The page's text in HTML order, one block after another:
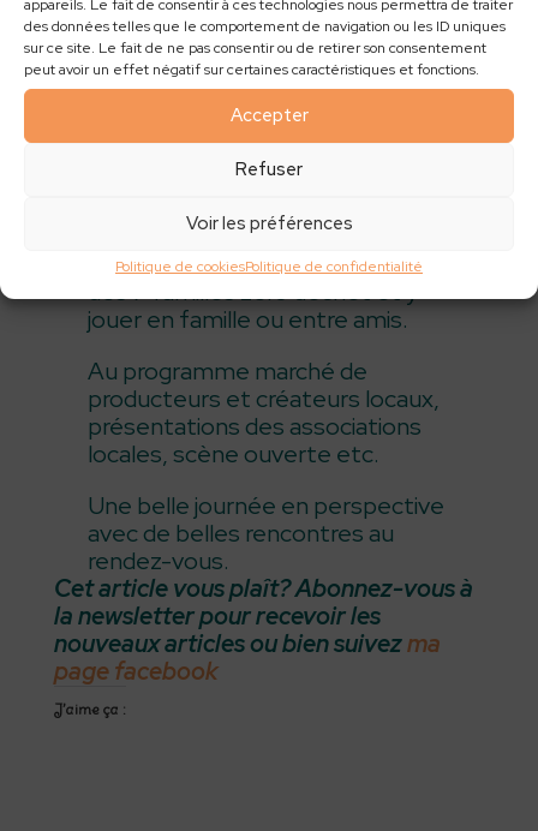
appareils. Le fait de consentir à ces technologies nous permettra de traiter
des données telles que le comportement de navigation ou les ID uniques
sur ce site. Le fait de ne pas consentir ou de retirer son consentement
peut avoir un effet négatif sur certaines caractéristiques et fonctions.
Accepter
Refuser
Voir les préférences
Politique de cookiesPolitique de confidentialité
Le dimanche 28 avril, retrouvez-
moi à St Gravé pour leur 2ème
édition de Les Folies 2 St Gravé.
Vous pourrez y découvrir le jeu
des 7 familles zéro déchet et y
jouer en famille ou entre amis.
Au programme marché de
producteurs et créateurs locaux,
présentations des associations
locales, scène ouverte etc.
Une belle journée en perspective
avec de belles rencontres au
rendez-vous.
Cet article vous plaît? Abonnez-vous à
la newsletter pour recevoir les
nouveaux articles ou bien suivezma
page facebook
J’aime ça :